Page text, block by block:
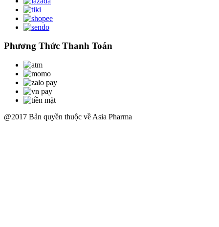
Phương Thức Thanh Toán
@2017 Bản quyền thuộc về Asia Pharma